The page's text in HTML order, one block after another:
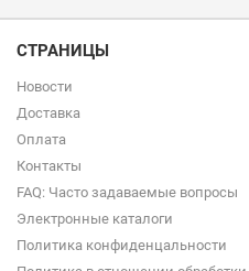
СТРАНИЦЫ
Новости
Доставка
Оплата
Контакты
FAQ: Часто задаваемые вопросы
Электронные каталоги
Политика конфиденцальности